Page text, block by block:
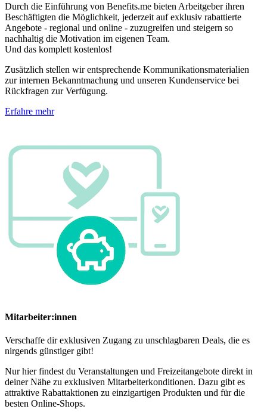
Durch die Einführung von Benefits.me bieten Arbeitgeber ihren
Beschäftigten die Möglichkeit, jederzeit auf exklusiv rabattierte
Angebote - regional und online - zuzugreifen und steigern so
nachhaltig die Motivation im eigenen Team.
Und das komplett kostenlos!
Zusätzlich stellen wir entsprechende Kommunikationsmaterialien
zur internen Bekanntmachung und unseren Kundenservice bei
Rückfragen zur Verfügung.
Erfahre mehr
Mitarbeiter:innen
Verschaffe dir exklusiven Zugang zu unschlagbaren Deals, die es
nirgends günstiger gibt!
Nur hier findest du Veranstaltungen und Freizeitangebote direkt in
deiner Nähe zu exklusiven Mitarbeiterkonditionen. Dazu gibt es
attraktive Rabattaktionen zu einzigartigen Produkten und für die
besten Online-Shops.